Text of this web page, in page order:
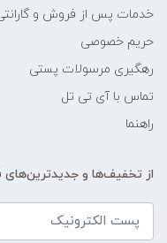
خدمات پس از فروش و
حریم خصوصی
رهگیری مرسولات پستی
تماس با آی تی تل
راهنما
از تخفیف‌ها و جدیدترین‌های